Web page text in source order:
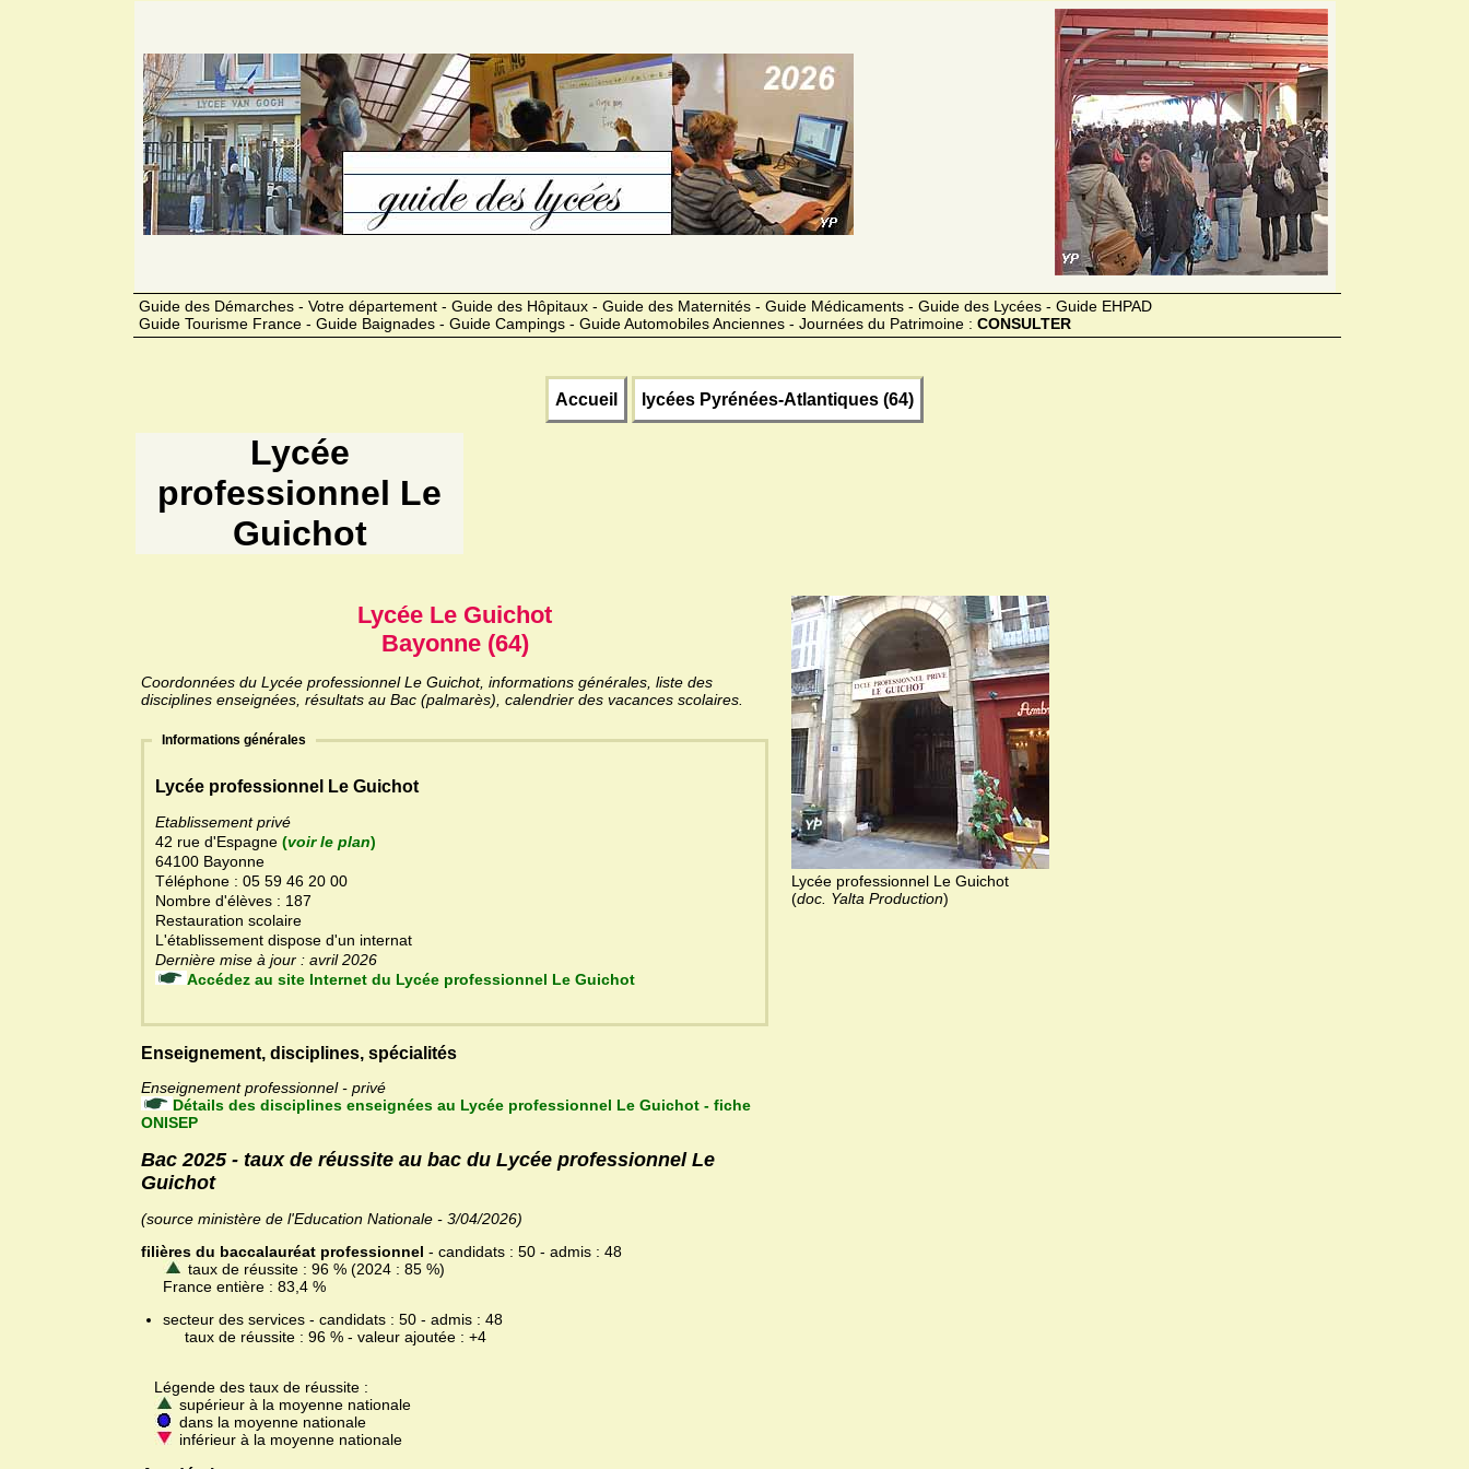
Guide des Démarches - Votre département - Guide des Hôpitaux - Guide des Maternités - Guide Médicaments - Guide des Lycées - Guide EHPAD
Guide Tourisme France - Guide Baignades - Guide Campings - Guide Automobiles Anciennes - Journées du Patrimoine : CONSULTER
Accueil lycées Pyrénées-Atlantiques (64)
Lycée
professionnel Le
Guichot
Lycée Le Guichot
Bayonne (64)
Coordonnées du Lycée professionnel Le Guichot, informations générales, liste des
disciplines enseignées, résultats au Bac (palmarès), calendrier des vacances scolaires.
Informations générales
Lycée professionnel Le Guichot
Etablissement privé
42 rue d'Espagne (voir le plan)
64100 Bayonne
Téléphone : 05 59 46 20 00
Nombre d'élèves : 187
Restauration scolaire
L'établissement dispose d'un internat
Dernière mise à jour : avril 2026
Accédez au site Internet du Lycée professionnel Le Guichot
Enseignement, disciplines, spécialités
Enseignement professionnel - privé
Détails des disciplines enseignées au Lycée professionnel Le Guichot - fiche
ONISEP
Bac 2025 - taux de réussite au bac du Lycée professionnel Le
Guichot
(source ministère de l'Education Nationale - 3/04/2026)
filières du baccalauréat professionnel - candidats : 50 - admis : 48
taux de réussite : 96 % (2024 : 85 %)
France entière : 83,4 %
secteur des services - candidats : 50 - admis : 48
taux de réussite : 96 % - valeur ajoutée : +4
Légende des taux de réussite :
supérieur à la moyenne nationale
dans la moyenne nationale
inférieur à la moyenne nationale
Lycée professionnel Le Guichot
(doc. Yalta Production)